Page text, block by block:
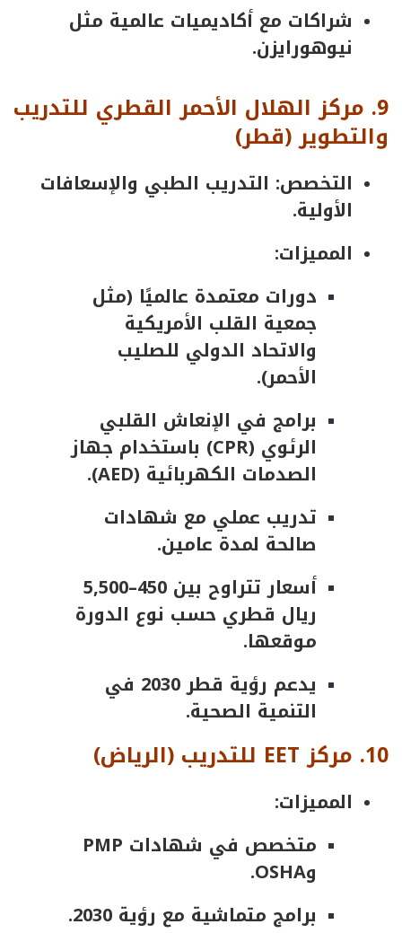
شراكات مع أكاديميات عالمية مثل
نيوهورايزن.
9. مركز الهلال الأحمر القطري للتدريب
والتطوير(قطر)
التخصص: التدريب الطبي والإسعافات
الأولية.
المميزات:
دورات معتمدة عالميًا (مثل
جمعية القلب الأمريكية
والاتحاد الدولي للصليب
الأحمر).
برامج في الإنعاش القلبي
الرئوي (CPR) باستخدام جهاز
الصدمات الكهربائية (AED).
تدريب عملي مع شهادات
صالحة لمدة عامين.
أسعار تتراوح بين 450–5,500
ريال قطري حسب نوع الدورة
موقعها.
يدعم رؤية قطر 2030 في
التنمية الصحية.
10
. مركز EET للتدريب (الرياض)
المميزات:
متخصص في شهادات PMP
وOSHA.
برامج متماشية مع رؤية 2030.